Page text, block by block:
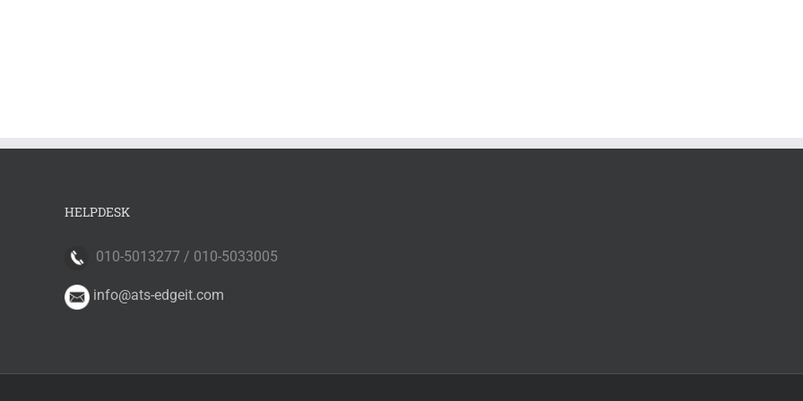
HELPDESK
010-5013277 / 010-5033005
info@ats-edgeit.com